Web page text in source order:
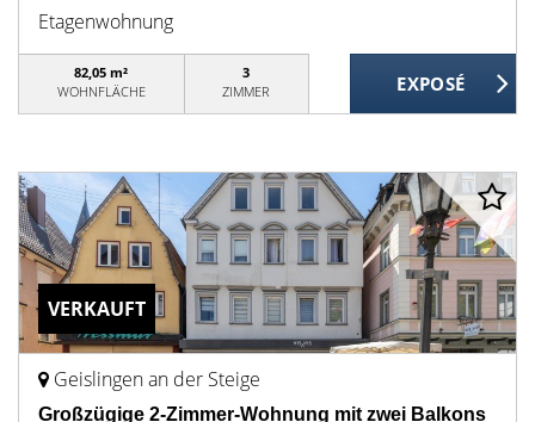
Etagenwohnung
82,05 m²
WOHNFLÄCHE
3
ZIMMER
VERKAUFT
Geislingen an der Steige
Großzügige 2-Zimmer-Wohnung mit zwei Balkons